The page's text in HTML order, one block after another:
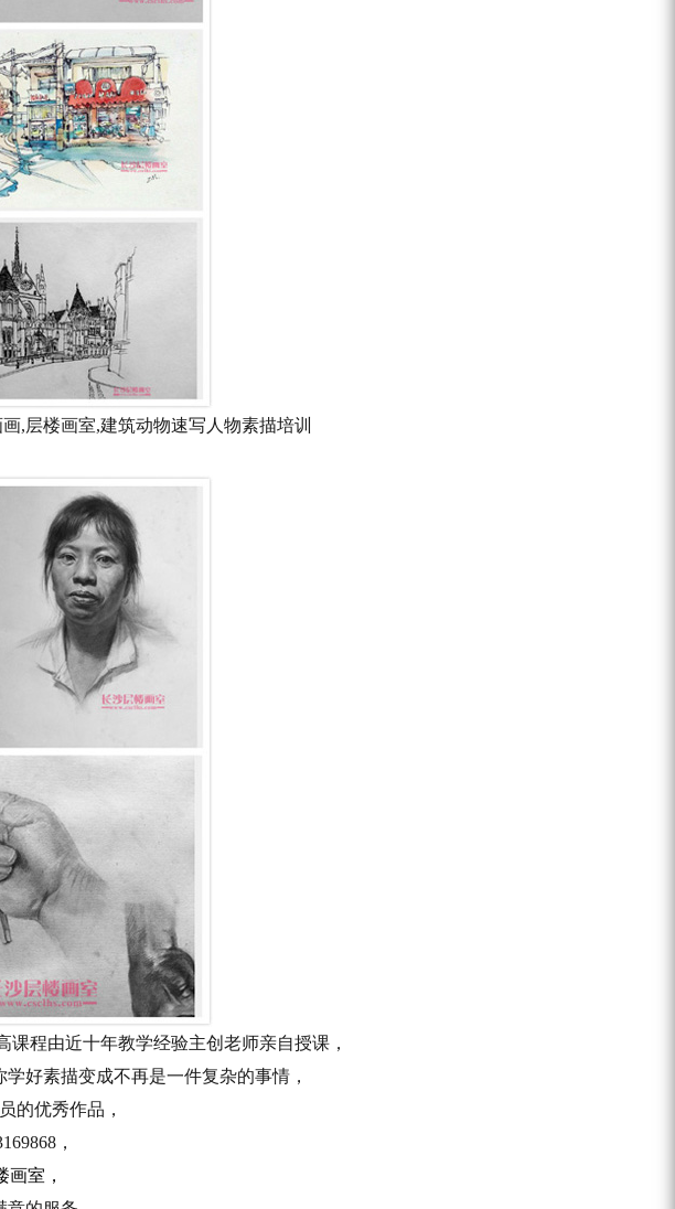
,层楼画室,建筑动物速写人物素描培训
程由近十年教学经验主创老师亲自授课，
好素描变成不再是一件复杂的事情，
的优秀作品，
，
画室，